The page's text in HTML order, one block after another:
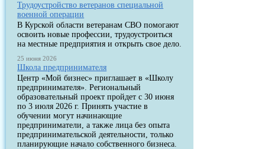
Трудоустройство ветеранов специальной
военной операции
В Курской области ветеранам СВО помогают
освоить новые профессии, трудоустроиться
на местные предприятия и открыть свое дело.
25 июня 2026
Школа предпринимателя
Центр «Мой бизнес» приглашает в «Школу
предпринимателя». Региональный
образовательный проект пройдет с 30 июня
по 3 июля 2026 г. Принять участие в
обучении могут начинающие
предприниматели, а также лица без опыта
предпринимательской деятельности, только
планирующие начало собственного бизнеса.